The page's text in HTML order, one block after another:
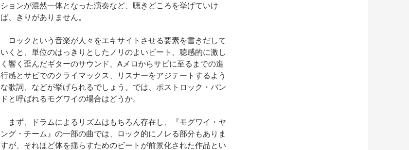
ションが混然一体となった演奏など、聴きどころを挙げていけ
ば、きりがありません。
ロックという音楽が人々をエキサイトさせる要素を書きだして
いくと、単位のはっきりとしたノリのよいビート、聴感的に激し
く響く歪んだギターのサウンド、Aメロからサビに至るまでの進
行感とサビでのクライマックス、リスナーをアジテートするよう
な歌詞、などが挙げられるでしょう。では、ポストロック・バン
ドと呼ばれるモグワイの場合はどうか。
まず、ドラムによるリズムはもちろん存在し、『モグワイ・ヤ
ング・チーム』の一部の曲では、ロック的にノレる部分もありま
すが、それほど体を揺らすためのビートが前景化された作品とい